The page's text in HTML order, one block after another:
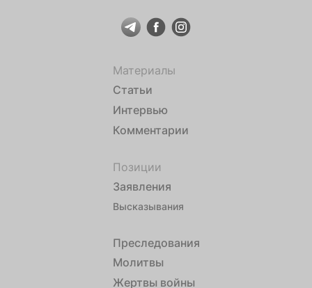
Материалы
Статьи
Интервью
Комментарии
Позиции
Заявления
Высказывания
Преследования
Молитвы
Жертвы войны